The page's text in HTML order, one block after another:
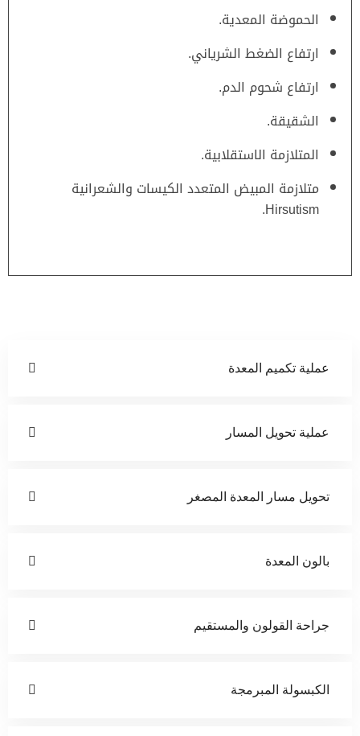
عملية تكميم المعدة
عملية تحويل المسار
تحويل مسار المعدة المصغر
بالون المعدة
جراحة القولون والمستقيم
الكبسولة المبرمجة
الحموضة المعدية.
ارتفاع الضغط الشرياني.
ارتفاع شحوم الدم.
الشقيقة.
المتلازمة الاستقلابية.
متلازمة المبيض المتعدد الكيسات والشعرانية
Hirsutism.